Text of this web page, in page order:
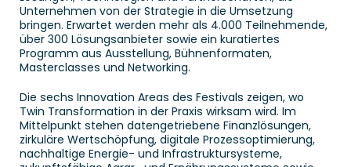
Unternehmen von der Strategie in die Umsetzung
bringen. Erwartet werden mehr als 4.000 Teilnehmende,
über 300 Lösungsanbieter sowie ein kuratiertes
Programm aus Ausstellung, Bühnenformaten,
Masterclasses und Networking.
Die sechs Innovation Areas des Festivals zeigen, wo
Twin Transformation in der Praxis wirksam wird. Im
Mittelpunkt stehen datengetriebene Finanzlösungen,
zirkuläre Wertschöpfung, digitale Prozessoptimierung,
nachhaltige Energie- und Infrastruktursysteme,